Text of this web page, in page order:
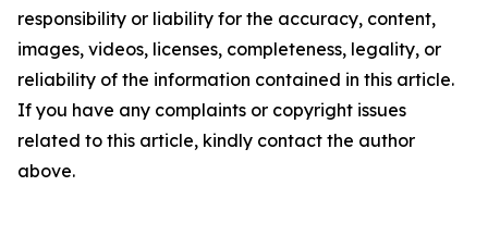
responsibility or liability for the accuracy, content,
images, videos, licenses, completeness, legality, or
reliability of the information contained in this article.
If you have any complaints or copyright issues
related to this article, kindly contact the author
above.